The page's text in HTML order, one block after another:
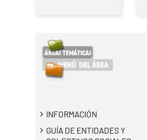
INFORMACIÓN
GUÍA DE ENTIDADES Y